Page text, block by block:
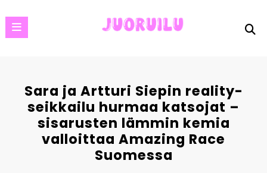
to
content
Sara ja Artturi Siepin reality-
seikkailu hurmaa katsojat –
sisarusten lämmin kemia
valloittaa Amazing Race
Suomessa